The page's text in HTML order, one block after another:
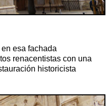
esa fachada
renacentistas con una
historicista